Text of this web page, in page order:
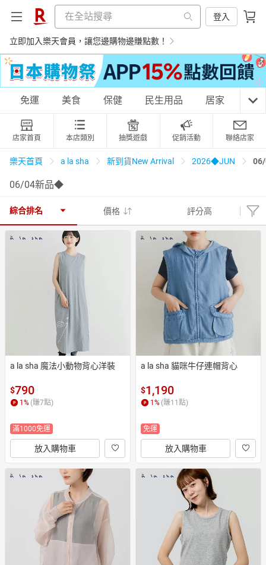
登入
立即加入樂天會員，讓您邊購物邊賺點數！
購物網分類
天天免運 美食蛋糕 養生保健 民生用品
居家生活 3C家電 親子玩具
化妝保養 情趣用品
電子/紙本書
免運 美食 保健 民生用品 居家 3C
店家首頁 本店類別 抽獎遊戲 促銷活動 聯絡店家
樂天首頁 a la sha 新到貨New Arrival 2026◆JUN
06/04新品◆
綜合排名 價格 評分高
a la sha 魔法小動物背心洋裝
$790
1 % (賺7點)
滿1000免運
放入購物車
a la sha 貓咪牛仔連帽背心
$1,190
1 % (賺11 點)
免運
放入購物車